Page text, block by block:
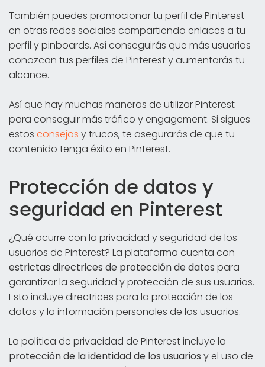
También puedes promocionar tu perfil de Pinterest
en otras redes sociales compartiendo enlaces a tu
perfil y pinboards. Así conseguirás que más usuarios
conozcan tus perfiles de Pinterest y aumentarás tu
alcance.
Así que hay muchas maneras de utilizar Pinterest
para conseguir más tráfico y engagement. Si sigues
estos consejos y trucos, te asegurarás de que tu
contenido tenga éxito en Pinterest.
Protección de datos y
seguridad en Pinterest
¿Qué ocurre con la privacidad y seguridad de los
usuarios de Pinterest? La plataforma cuenta con
estrictas directrices de protección de datos para
garantizar la seguridad y protección de sus usuarios.
Esto incluye directrices para la protección de los
datos y la información personales de los usuarios.
La política de privacidad de Pinterest incluye la
protección de la identidad de los usuarios y el uso de